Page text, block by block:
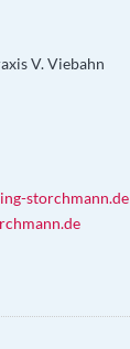
V. Viebahn
storchmann.de